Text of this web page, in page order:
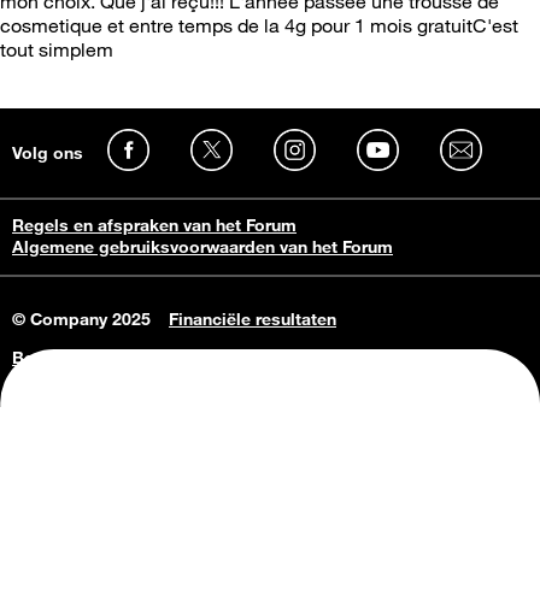
cosmetique et entre temps de la 4g pour 1 mois gratuitC'est
tout simplem
Volg ons
Regels en afspraken van het Forum
Algemene gebruiksvoorwaarden van het Forum
© Company 2025
Financiële resultaten
Bedrijfsgegevens